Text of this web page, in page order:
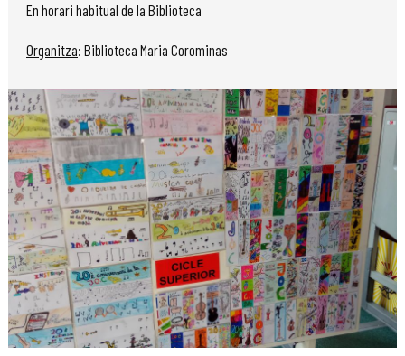
En horari habitual de la Biblioteca
Organitza: Biblioteca Maria Corominas